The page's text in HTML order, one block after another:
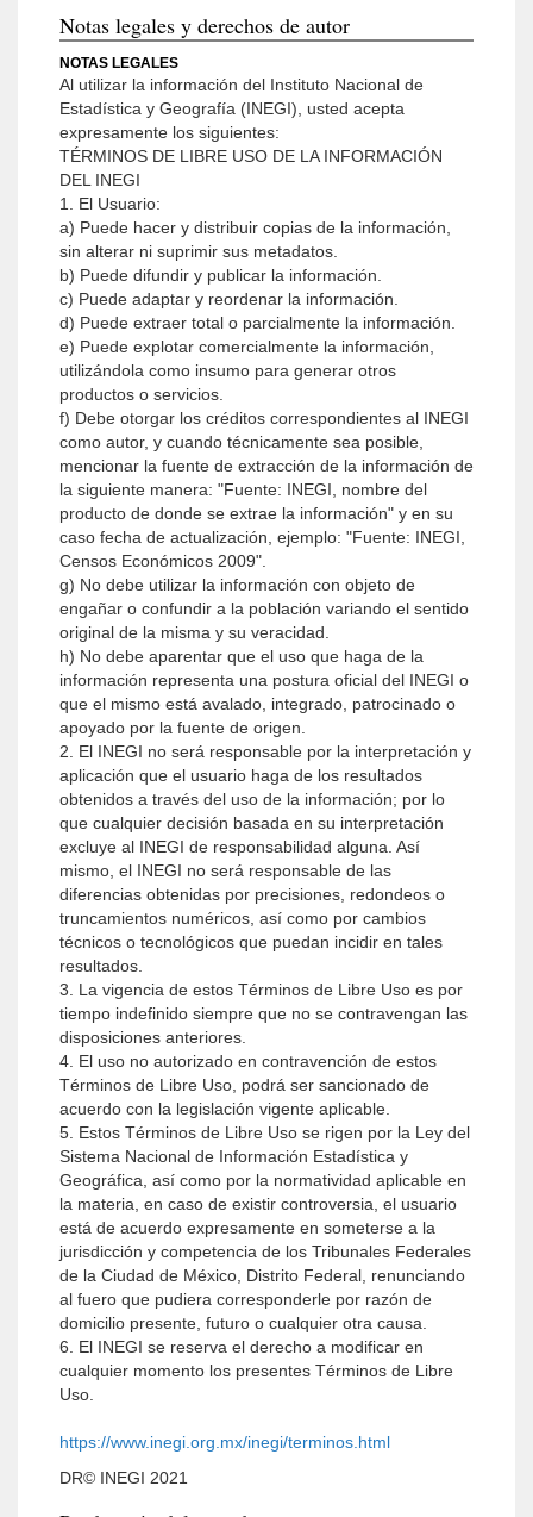
Notas legales y derechos de autor
NOTAS LEGALES
Al utilizar la información del Instituto Nacional de
Estadística y Geografía (INEGI), usted acepta
expresamente los siguientes:
TÉRMINOS DE LIBRE USO DE LA INFORMACIÓN
DEL INEGI
1. El Usuario:
a) Puede hacer y distribuir copias de la información,
sin alterar ni suprimir sus metadatos.
b) Puede difundir y publicar la información.
c) Puede adaptar y reordenar la información.
d) Puede extraer total o parcialmente la información.
e) Puede explotar comercialmente la información,
utilizándola como insumo para generar otros
productos o servicios.
f) Debe otorgar los créditos correspondientes al INEGI
como autor, y cuando técnicamente sea posible,
mencionar la fuente de extracción de la información de
la siguiente manera: "Fuente: INEGI, nombre del
producto de donde se extrae la información" y en su
caso fecha de actualización, ejemplo: "Fuente: INEGI,
Censos Económicos 2009".
g) No debe utilizar la información con objeto de
engañar o confundir a la población variando el sentido
original de la misma y su veracidad.
h) No debe aparentar que el uso que haga de la
información representa una postura oficial del INEGI o
que el mismo está avalado, integrado, patrocinado o
apoyado por la fuente de origen.
2. El INEGI no será responsable por la interpretación y
aplicación que el usuario haga de los resultados
obtenidos a través del uso de la información; por lo
que cualquier decisión basada en su interpretación
excluye al INEGI de responsabilidad alguna. Así
mismo, el INEGI no será responsable de las
diferencias obtenidas por precisiones, redondeos o
truncamientos numéricos, así como por cambios
técnicos o tecnológicos que puedan incidir en tales
resultados.
3. La vigencia de estos Términos de Libre Uso es por
tiempo indefinido siempre que no se contravengan las
disposiciones anteriores.
4. El uso no autorizado en contravención de estos
Términos de Libre Uso, podrá ser sancionado de
acuerdo con la legislación vigente aplicable.
5. Estos Términos de Libre Uso se rigen por la Ley del
Sistema Nacional de Información Estadística y
Geográfica, así como por la normatividad aplicable en
la materia, en caso de existir controversia, el usuario
está de acuerdo expresamente en someterse a la
jurisdicción y competencia de los Tribunales Federales
de la Ciudad de México, Distrito Federal, renunciando
al fuero que pudiera corresponderle por razón de
domicilio presente, futuro o cualquier otra causa.
6. El INEGI se reserva el derecho a modificar en
cualquier momento los presentes Términos de Libre
Uso.
https://www.inegi.org.mx/inegi/terminos.html
DR© INEGI 2021